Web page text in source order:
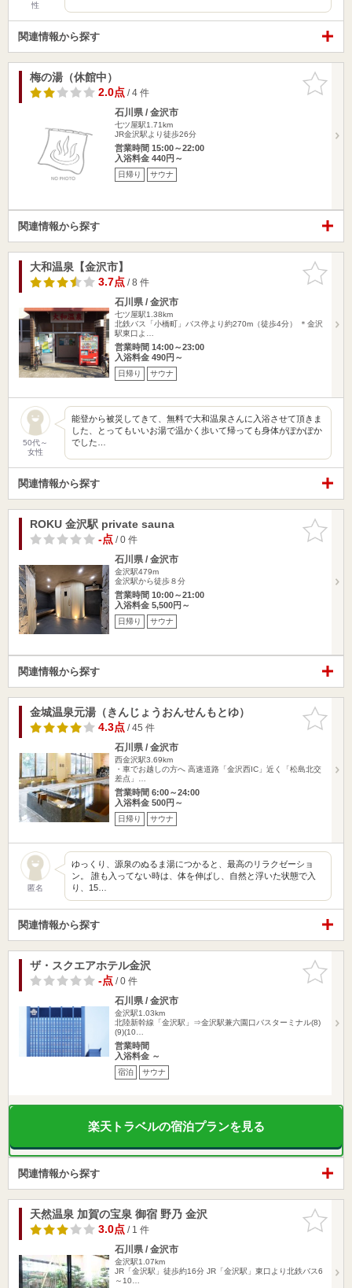
性
関連情報から探す
お気に入
りに追加
梅の湯（休館中）
2.0点/ 4 件
石川県 / 金沢市
七ツ屋駅1.71km
JR金沢駅より徒歩26分
営業時間 15:00～22:00
入浴料金 440円～
日帰り サウナ
関連情報から探す
お気に入
りに追加
大和温泉【金沢市】
3.7点/ 8 件
石川県 / 金沢市
七ツ屋駅1.38km
北鉄バス「小橋町」バス停より約270m（徒歩4分） ＊金沢
駅東口よ…
営業時間 14:00～23:00
入浴料金 490円～
日帰り サウナ
50代～
女性
能登から被災してきて、無料で大和温泉さんに入浴させて頂きま
した、とってもいいお湯で温かく歩いて帰っても身体がぽかぽか
でした…
関連情報から探す
お気に入
りに追加
ROKU 金沢駅 private sauna
-点/ 0 件
石川県 / 金沢市
金沢駅479m
金沢駅から徒歩８分
営業時間 10:00～21:00
入浴料金 5,500円～
日帰り サウナ
関連情報から探す
お気に入
りに追加
金城温泉元湯（きんじょうおんせんもとゆ）
4.3点/ 45 件
石川県 / 金沢市
西金沢駅3.69km
・車でお越しの方へ 高速道路「金沢西IC」近く「松島北交
差点」…
営業時間 6:00～24:00
入浴料金 500円～
日帰り サウナ
匿名
ゆっくり、源泉のぬるま湯につかると、最高のリラクゼーショ
ン。 誰も入ってない時は、体を伸ばし、自然と浮いた状態で入
り、15…
関連情報から探す
お気に入
りに追加
ザ・スクエアホテル金沢
-点/ 0 件
石川県 / 金沢市
金沢駅1.03km
北陸新幹線「金沢駅」⇒金沢駅兼六園口バスターミナル(8)
(9)(10…
営業時間
入浴料金 ～
宿泊 サウナ
楽天トラベルの宿泊プランを見る
関連情報から探す
お気に入
りに追加
天然温泉 加賀の宝泉 御宿 野乃 金沢
3.0点/ 1 件
石川県 / 金沢市
金沢駅1.07km
JR「金沢駅」徒歩約16分 JR「金沢駅」東口より北鉄バス6
～10…